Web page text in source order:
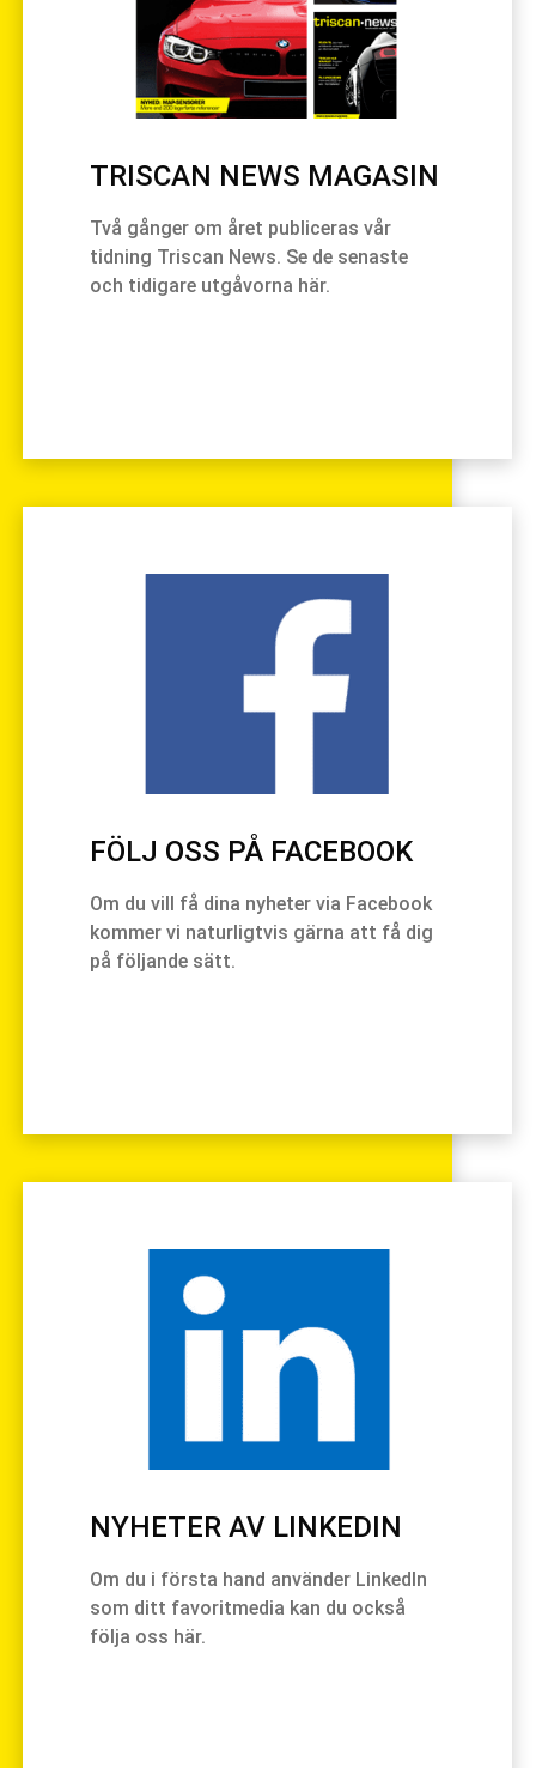
TRISCAN NEWS MAGASIN
Två gånger om året publiceras vår
tidning Triscan News. Se de senaste
och tidigare utgåvorna här.
FÖLJ OSS PÅ FACEBOOK
Om du vill få dina nyheter via Facebook
kommer vi naturligtvis gärna att få dig
på följande sätt.
NYHETER AV LINKEDIN
Om du i första hand använder LinkedIn
som ditt favoritmedia kan du också
följa oss här.